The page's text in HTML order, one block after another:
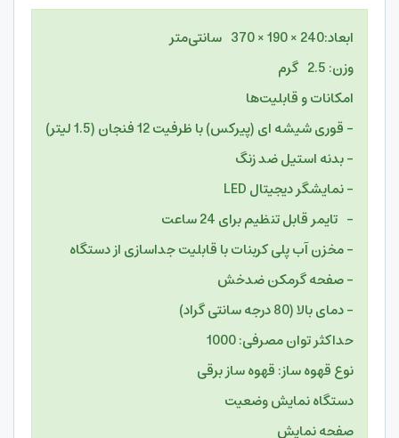
ابعاد:240 × 190 × 370 سانتی‌متر
وزن: 2.5 گرم
امکانات و قابلیت‌ها
– قوری شیشه ای (پیرکس) با ظرفیت 12 فنجان (1.5 لیتر)
– بدنه استیل ضد زنگ
– نمایشگر دیجیتال LED
– تایمر قابل تنظیم برای 24 ساعت
– مخزن آب پلی کربنات با قابلیت جداسازی از دستگاه
– صفحه گرمکن ضدخش
– دمای بالا (80 درجه سانتی گراد)
حداکثر توان مصرفی: 1000
نوع قهوه ساز: قهوه ساز برقی
دستگاه نمایش وضعیت
صفحه نمایش